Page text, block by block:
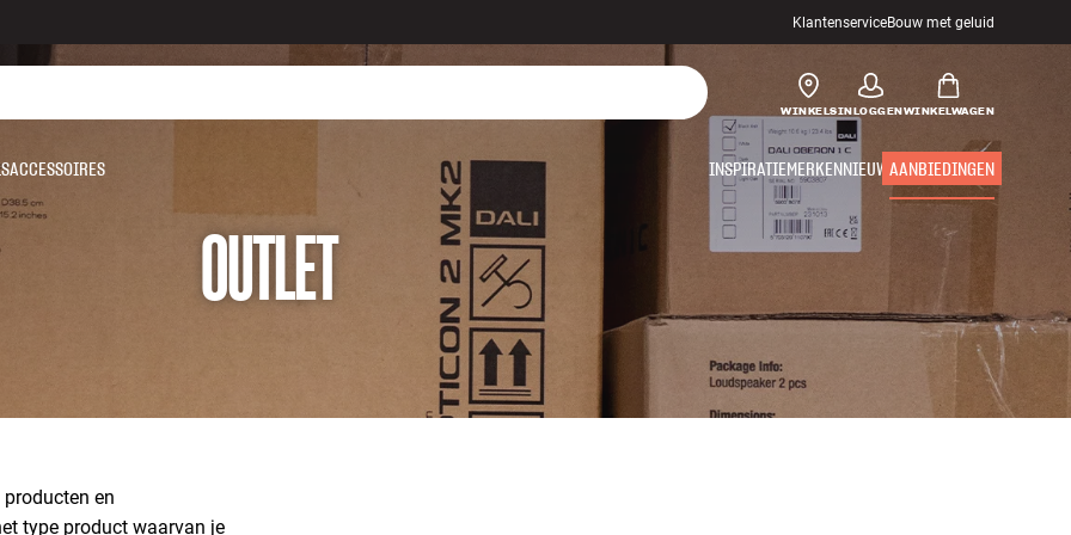
KlantenserviceBouw met geluid
WINKELSINLOGGENWINKELWAGEN
ACCESSOIRES INSPIRATIEMERKENNIEUW AANBIEDINGEN
OUTLET
en
type product waarvan je